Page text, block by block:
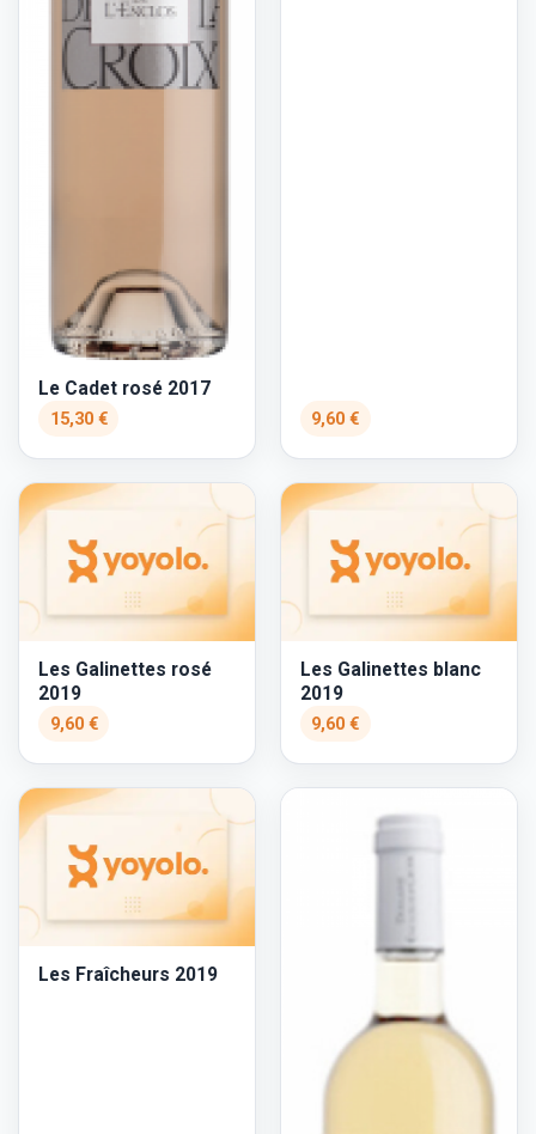
Le Cadet rosé 2017
15,30 € 9,60 €
Les Galinettes rosé
2019
9,60 €
Les Galinettes blanc
2019
9,60 €
Les Fraîcheurs 2019